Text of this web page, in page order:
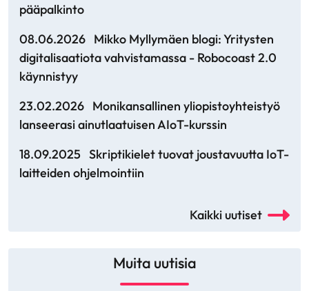
pääpalkinto
08.06.2026 Mikko Myllymäen blogi: Yritysten
digitalisaatiota vahvistamassa - Robocoast 2.0
käynnistyy
23.02.2026 Monikansallinen yliopistoyhteistyö
lanseerasi ainutlaatuisen AIoT-kurssin
18.09.2025 Skriptikielet tuovat joustavuutta IoT-
laitteiden ohjelmointiin
Kaikki uutiset
Muita uutisia